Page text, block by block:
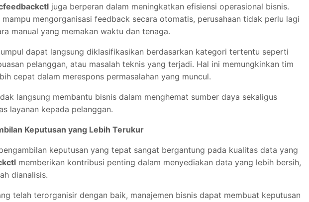
juga berperan dalam meningkatkan efisiensi operasional bisnis.
mengorganisasi feedback secara otomatis, perusahaan tidak perlu lagi
manual yang memakan waktu dan tenaga.
dapat langsung diklasifikasikan berdasarkan kategori tertentu seperti
pelanggan, atau masalah teknis yang terjadi. Hal ini memungkinkan tim
cepat dalam merespons permasalahan yang muncul.
langsung membantu bisnis dalam menghemat sumber daya sekaligus
layanan kepada pelanggan.
Keputusan yang Lebih Terukur
keputusan yang tepat sangat bergantung pada kualitas data yang
memberikan kontribusi penting dalam menyediakan data yang lebih bersih,
dianalisis.
telah terorganisir dengan baik, manajemen bisnis dapat membuat keputusan